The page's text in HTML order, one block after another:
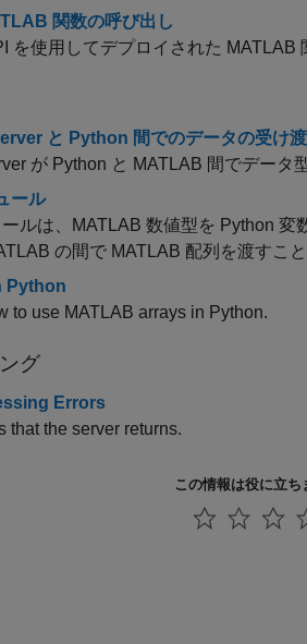
関数の呼び出し
を使用してデプロイされた MATLAB
と Python 間でのデータの受け
が Python と MATLAB 間でデータ
ール
ルは、MATLAB 数値型を Python
の間で MATLAB 配列を渡すこと
Python
to use MATLAB arrays in Python.
グ
Errors
that the server returns.
この情報は役に立ち